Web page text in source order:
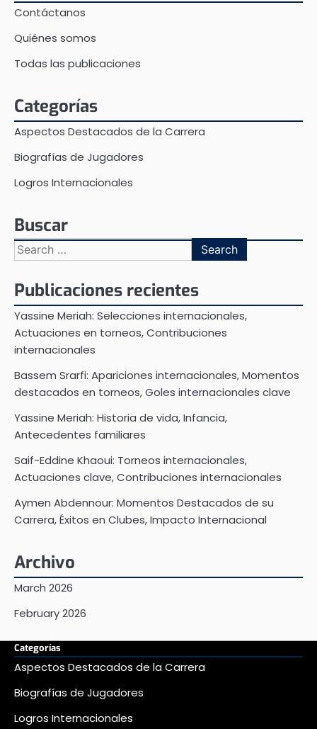
Contáctanos
Quiénes somos
Todas las publicaciones
Categorías
Aspectos Destacados de la Carrera
Biografías de Jugadores
Logros Internacionales
Buscar
Search
for:
Publicaciones recientes
Yassine Meriah: Selecciones internacionales,
Actuaciones en torneos, Contribuciones
internacionales
Bassem Srarfi: Apariciones internacionales, Momentos
destacados en torneos, Goles internacionales clave
Yassine Meriah: Historia de vida, Infancia,
Antecedentes familiares
Saif-Eddine Khaoui: Torneos internacionales,
Actuaciones clave, Contribuciones internacionales
Aymen Abdennour: Momentos Destacados de su
Carrera, Éxitos en Clubes, Impacto Internacional
Archivo
March 2026
February 2026
Categorías
Aspectos Destacados de la Carrera
Biografías de Jugadores
Logros Internacionales